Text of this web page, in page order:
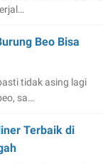
Beo Bisa
tidak asing lagi
sa…
Terbaik di